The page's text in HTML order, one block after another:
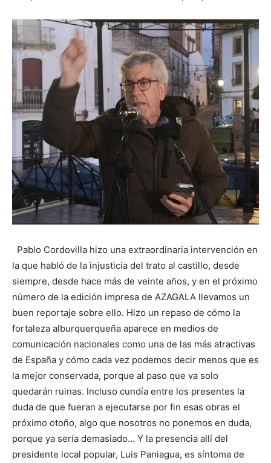
Pablo Cordovilla hizo una extraordinaria intervención en
la que habló de la injusticia del trato al castillo, desde
siempre, desde hace más de veinte años, y en el próximo
número de la edición impresa de AZAGALA llevamos un
buen reportaje sobre ello. Hizo un repaso de cómo la
fortaleza alburquerqueña aparece en medios de
comunicación nacionales como una de las más atractivas
de España y cómo cada vez podemos decir menos que es
la mejor conservada, porque al paso que va solo
quedarán ruinas. Incluso cundía entre los presentes la
duda de que fueran a ejecutarse por fin esas obras el
próximo otoño, algo que nosotros no ponemos en duda,
porque ya sería demasiado… Y la presencia allí del
presidente local popular, Luis Paniagua, es síntoma de